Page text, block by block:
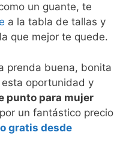
un guante, te
a la tabla de tallas y
que mejor te quede.
prenda buena, bonita
oportunidad y
punto para mujer
por un fantástico precio
gratis desde